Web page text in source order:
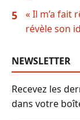
5
« Il m’a fait
révèle son
NEWSLETTER
Recevez les
dans votre